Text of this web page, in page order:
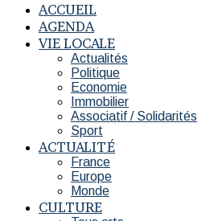
ACCUEIL
AGENDA
VIE LOCALE
Actualités
Politique
Economie
Immobilier
Associatif / Solidarités
Sport
ACTUALITÉ
France
Europe
Monde
CULTURE